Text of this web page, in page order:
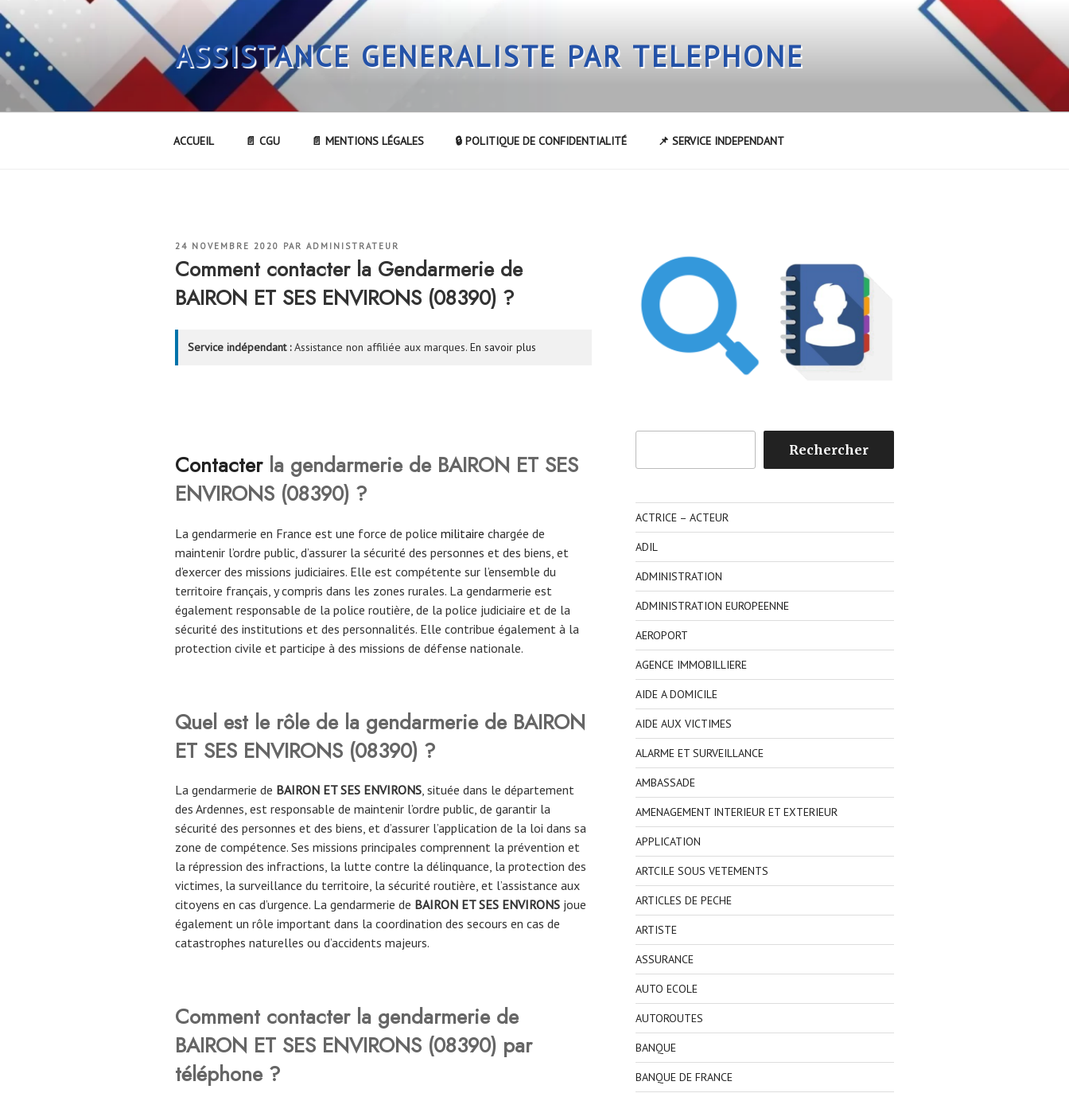
Aller
au
contenu
principal
ASSISTANCE GENERALISTE PAR TELEPHONE
ACCUEIL 📄 CGU 📄 MENTIONS LÉGALES 🔒 POLITIQUE DE CONFIDENTIALITÉ 📌 SERVICE INDEPENDANT
PUBLIÉ
24 NOVEMBRE 2020 PAR ADMINISTRATEUR
Comment contacter la Gendarmerie de
BAIRON ET SES ENVIRONS (08390) ?
Service indépendant :Assistance non affiliée aux marques. En savoir plus
Contacterla gendarmerie de BAIRON ET SES
ENVIRONS (08390) ?
La gendarmerie en France est une force de police militaire chargée de
maintenir l’ordre public, d’assurer la sécurité des personnes et des biens, et
d’exercer des missions judiciaires. Elle est compétente sur l’ensemble du
territoire français, y compris dans les zones rurales. La gendarmerie est
également responsable de la police routière, de la police judiciaire et de la
sécurité des institutions et des personnalités. Elle contribue également à la
protection civile et participe à des missions de défense nationale.
Quel est le rôle de la gendarmerie de BAIRON
ET SES ENVIRONS (08390) ?
La gendarmerie de BAIRON ET SES ENVIRONS, située dans le département
des Ardennes, est responsable de maintenir l’ordre public, de garantir la
sécurité des personnes et des biens, et d’assurer l’application de la loi dans sa
zone de compétence. Ses missions principales comprennent la prévention et
la répression des infractions, la lutte contre la délinquance, la protection des
victimes, la surveillance du territoire, la sécurité routière, et l’assistance aux
citoyens en cas d’urgence. La gendarmerie de BAIRON ET SES ENVIRONS joue
également un rôle important dans la coordination des secours en cas de
catastrophes naturelles ou d’accidents majeurs.
Comment contacter la gendarmerie de
BAIRON ET SES ENVIRONS (08390) par
téléphone ?
Rechercher
ACTRICE – ACTEUR
ADIL
ADMINISTRATION
ADMINISTRATION EUROPEENNE
AEROPORT
AGENCE IMMOBILLIERE
AIDE A DOMICILE
AIDE AUX VICTIMES
ALARME ET SURVEILLANCE
AMBASSADE
AMENAGEMENT INTERIEUR ET EXTERIEUR
APPLICATION
ARTCILE SOUS VETEMENTS
ARTICLES DE PECHE
ARTISTE
ASSURANCE
AUTO ECOLE
AUTOROUTES
BANQUE
BANQUE DE FRANCE